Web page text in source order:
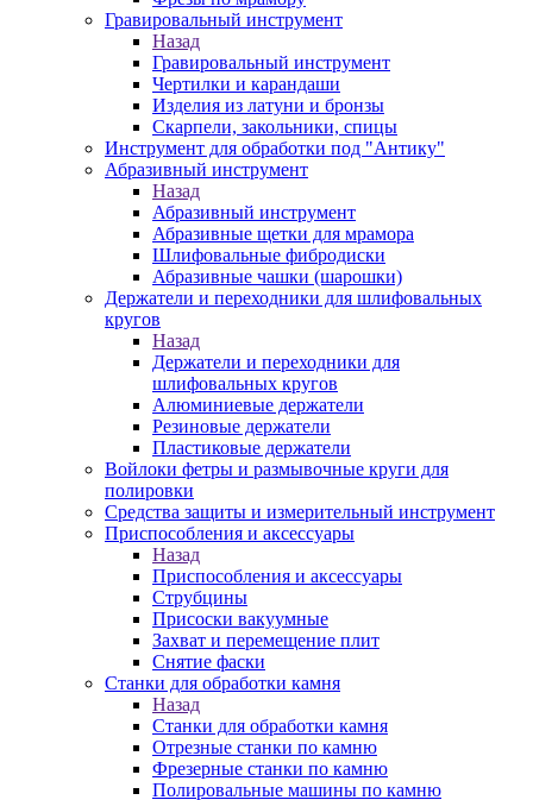
Гравировальный инструмент
Назад
Гравировальный инструмент
Чертилки и карандаши
Изделия из латуни и бронзы
Скарпели, закольники, спицы
Инструмент для обработки под "Антику"
Абразивный инструмент
Назад
Абразивный инструмент
Абразивные щетки для мрамора
Шлифовальные фибродиски
Абразивные чашки (шарошки)
Держатели и переходники для шлифовальных
кругов
Назад
Держатели и переходники для
шлифовальных кругов
Алюминиевые держатели
Резиновые держатели
Пластиковые держатели
Войлоки фетры и размывочные круги для
полировки
Средства защиты и измерительный инструмент
Приспособления и аксессуары
Назад
Приспособления и аксессуары
Струбцины
Присоски вакуумные
Захват и перемещение плит
Снятие фаски
Станки для обработки камня
Назад
Станки для обработки камня
Отрезные станки по камню
Фрезерные станки по камню
Полировальные машины по камню